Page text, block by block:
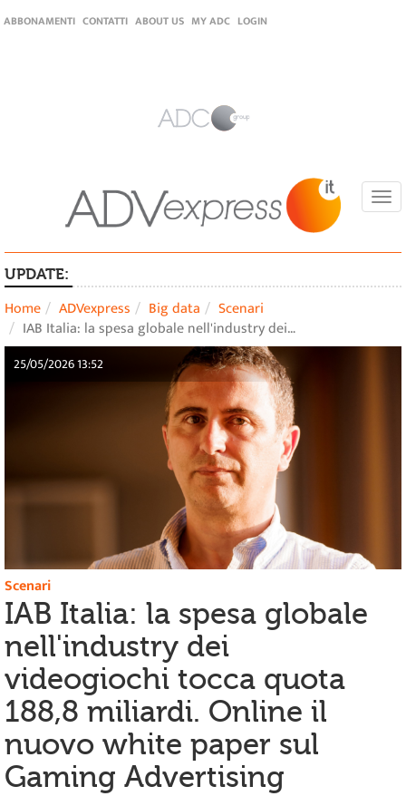
ABBONAMENTI CONTATTI ABOUT US MY ADC LOGIN
UPDATE:
Home ADVexpress Big data
Scenari
IAB Italia: la spesa globale nell'industry dei…
25/05/2026 13:52
Scenari
IAB Italia: la spesa globale
nell'industry dei
videogiochi tocca quota
188,8 miliardi. Online il
nuovo white paper sul
Gaming Advertising